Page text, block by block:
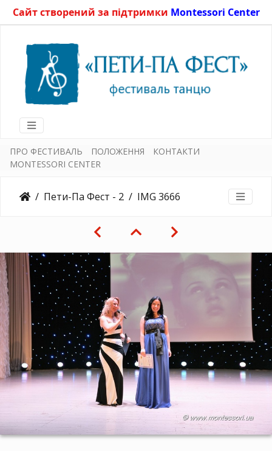
Сайт створений за підтримки Montessori Center
ПРО ФЕСТИВАЛЬ ПОЛОЖЕННЯ
КОНТАКТИ
MONTESSORI CENTER
Пети-Па Фест - 2 IMG 3666